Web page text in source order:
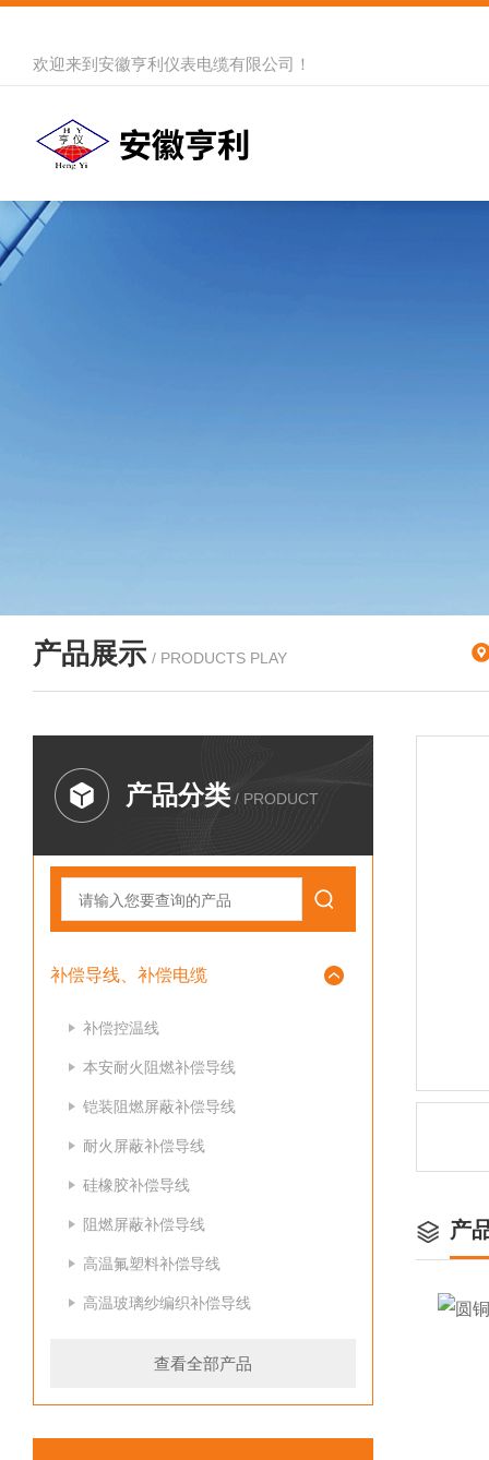
欢迎来到 安徽亨利仪表电缆有限公司 ！
产品展示 / PRODUCTS PLAY
产品分类 / PRODUCT
补偿导线、补偿电缆
补偿控温线
本安耐火阻燃补偿导线
铠装阻燃屏蔽补偿导线
耐火屏蔽补偿导线
硅橡胶补偿导线
阻燃屏蔽补偿导线
高温氟塑料补偿导线
高温玻璃纱编织补偿导线
查看全部产品
产